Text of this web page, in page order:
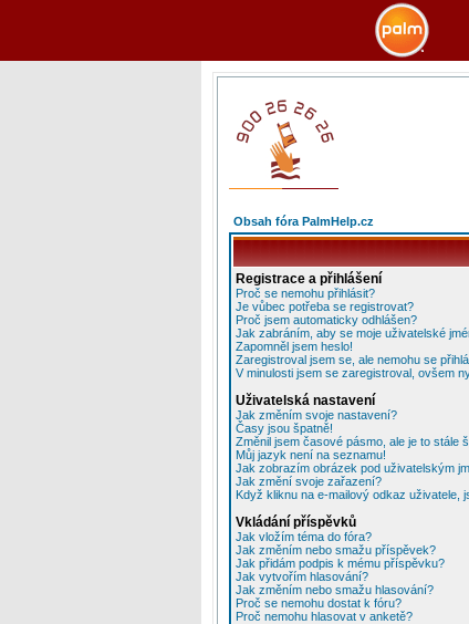
Obsah fóra PalmHelp.cz
Registrace a přihlášení
Proč se nemohu přihlásit?
Je vůbec potřeba se registrovat?
Proč jsem automaticky odhlášen?
Jak zabráním, aby se moje uživatelské
Zapomněl jsem heslo!
Zaregistroval jsem se, ale nemohu se
V minulosti jsem se zaregistroval, ovšem
Uživatelská nastavení
Jak změním svoje nastavení?
Časy jsou špatně!
Změnil jsem časové pásmo, ale je to stále
Můj jazyk není na seznamu!
Jak zobrazím obrázek pod uživatelským
Jak změní svoje zařazení?
Když kliknu na e-mailový odkaz uživatele,
Vkládání příspěvků
Jak vložím téma do fóra?
Jak změním nebo smažu příspěvek?
Jak přidám podpis k mému příspěvku?
Jak vytvořím hlasování?
Jak změním nebo smažu hlasování?
Proč se nemohu dostat k fóru?
Proč nemohu hlasovat v anketě?